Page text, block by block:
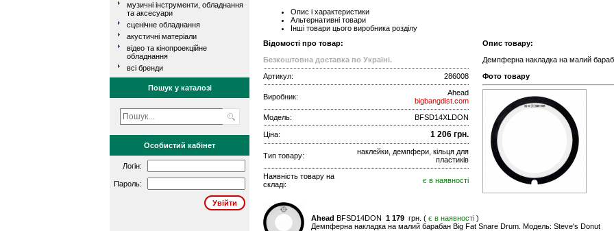
музичні інструменти, обладнання
та аксесуари
сценічне обладнання
акустичні матеріали
відео та кінопроекційне
обладнання
всі бренди
Пошук у каталозі
Особистий кабінет
Логін:
Пароль:
Опис і характеристики
Альтернативні товари
Інші товари цього виробника розділу
Відомості про товар:
Безкоштовна доставка по Україні.
Артикул:
286008
Виробник:
Ahead
bigbangdist.com
Модель:
BFSD14XLDON
Ціна: 1 206 грн.
Тип товару:
наклейки, демпфери, кільця для
пластиків
Наявність товару на
складі:
є в наявності
Опис товару:
Демпферна накладка на малий
Фото товару
Ahead BFSD14DON 1 179 грн. ( є в наявності )
Демпферна накладка на малий барабан Big Fat Snare Drum. Модель: Steve's Donut